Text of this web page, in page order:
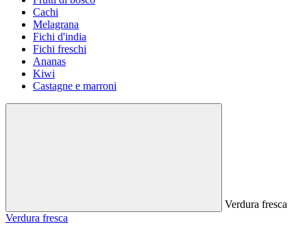
Cachi
Melagrana
Fichi d'india
Fichi freschi
Ananas
Kiwi
Castagne e marroni
Verdura fresca
Verdura fresca